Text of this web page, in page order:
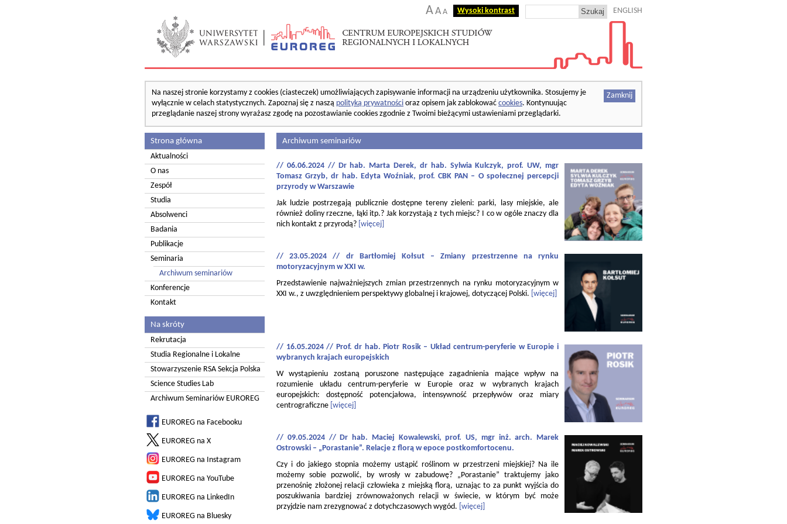
AA A Wysoki kontrast ENGLISH
Zamknij
Na naszej stronie korzystamy z cookies (ciasteczek) umożliwiających zapisywanie informacji na urządzeniu użytkownika. Stosujemy je
wyłącznie w celach statystycznych. Zapoznaj się z naszą polityką prywatności oraz opisem jak zablokować cookies. Kontynuując
przeglądanie naszej strony wyrażasz zgodę na pozostawianie cookies zgodnie z Twoimi bieżącymi ustawieniami przeglądarki.
Strona główna
Aktualności
O nas
Zespół
Studia
Absolwenci
Badania
Publikacje
Seminaria
Archiwum seminariów
Konferencje
Kontakt
Na skróty
Rekrutacja
Studia Regionalne i Lokalne
Stowarzyszenie RSA Sekcja Polska
Science Studies Lab
Archiwum Seminariów EUROREG
EUROREG na Facebooku
EUROREG na X
EUROREG na Instagram
EUROREG na YouTube
EUROREG na LinkedIn
EUROREG na Bluesky
Archiwum seminariów
// 06.06.2024 // Dr hab. Marta Derek, dr hab. Sylwia Kulczyk, prof. UW, mgr
Tomasz Grzyb, dr hab. Edyta Woźniak, prof. CBK PAN – O społecznej percepcji
przyrody w Warszawie
Jak ludzie postrzegają publicznie dostępne tereny zieleni: parki, lasy miejskie, ale
również doliny rzeczne, łąki itp.? Jak korzystają z tych miejsc? I co w ogóle znaczy dla
nich kontakt z przyrodą? [więcej]
// 23.05.2024 // dr Bartłomiej Kołsut – Zmiany przestrzenne na rynku
motoryzacyjnym w XXI w.
Przedstawienie najważniejszych zmian przestrzennych na rynku motoryzacyjnym w
XXI w., z uwzględnieniem perspektywy globalnej i krajowej, dotyczącej Polski. [więcej]
// 16.05.2024 // Prof. dr hab. Piotr Rosik – Układ centrum-peryferie w Europie i
wybranych krajach europejskich
W wystąpieniu zostaną poruszone następujące zagadnienia mające wpływ na
rozumienie układu centrum-peryferie w Europie oraz w wybranych krajach
europejskich: dostępność potencjałowa, intensywność przepływów oraz miary
centrograficzne [więcej]
// 09.05.2024 // Dr hab. Maciej Kowalewski, prof. US, mgr inż. arch. Marek
Ostrowski – „Porastanie”. Relacje z florą w epoce postkomfortocenu.
Czy i do jakiego stopnia możemy ustąpić roślinom w przestrzeni miejskiej? Na ile
możemy sobie pozwolić, by wrosły w zabudowę? „Porastanie” traktujemy jako
przenośnię złożonej relacji człowieka z miejską florą, uznając to za punkt wyjścia do
poszukiwania bardziej zrównoważonych relacji w świecie, w którym być może
przyjdzie nam zrezygnować z dotychczasowych wygód. [więcej]